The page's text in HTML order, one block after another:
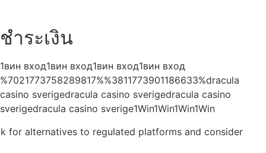
ชำระเงิน
1вин вход1вин вход1вин вход1вин вход
%7021773758289817%%3811773901186633%dracula
casino sverigedracula casino sverigedracula casino
sverigedracula casino sverige1Win1Win1Win1Win
Casinoly
for alternatives to regulated platforms and consider